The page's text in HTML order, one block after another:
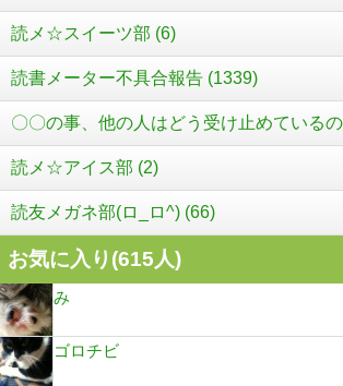
読メ☆スイーツ部 (6)
読書メーター不具合報告 (1339)
〇〇の事、他の人はどう受け止めている
読メ☆アイス部 (2)
読友メガネ部(ロ_ロ^) (66)
お気に入り(615人)
み
ゴロチビ